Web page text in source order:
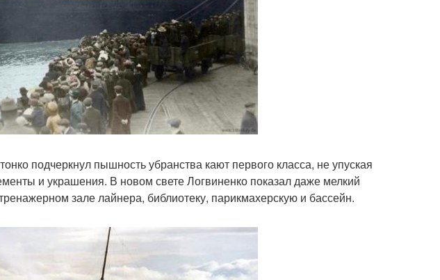
подчеркнул пышность убранства кают первого класса, не упуская
и украшения. В новом свете Логвиненко показал даже мелкий
зале лайнера, библиотеку, парикмахерскую и бассейн.